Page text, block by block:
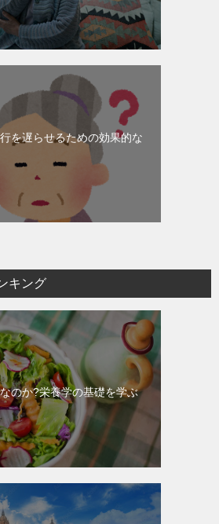
を遅らせるための効果的な
キング
のか?栄養学の基礎を学ぶ